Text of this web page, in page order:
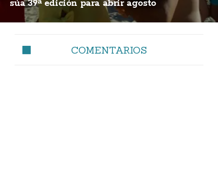
súa 39ª edición para abrir agosto
COMENTARIOS